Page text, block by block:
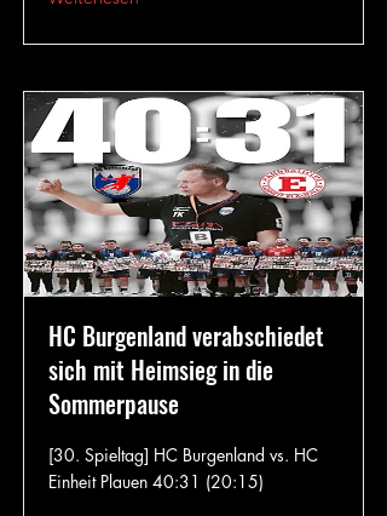
HC Burgenland verabschiedet
sich mit Heimsieg in die
Sommerpause
[30. Spieltag] HC Burgenland vs. HC
Einheit Plauen 40:31 (20:15)